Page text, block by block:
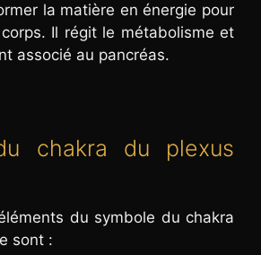
la matière en énergie pour
Il régit le métabolisme et
associé au pancréas.
chakra du plexus
du symbole du chakra
sont :